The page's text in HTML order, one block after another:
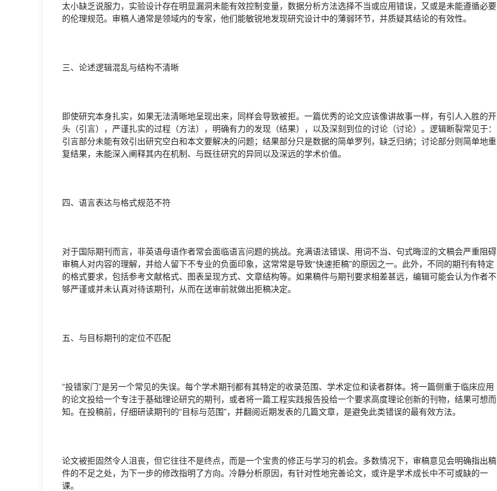
太小缺乏说服力，实验设计存在明显漏洞未能有效控制变量，数据分析方法选择不当或应用错误，又或是未能遵循必要
的伦理规范。审稿人通常是领域内的专家，他们能敏锐地发现研究设计中的薄弱环节，并质疑其结论的有效性。
三、论述逻辑混乱与结构不清晰
即使研究本身扎实，如果无法清晰地呈现出来，同样会导致被拒。一篇优秀的论文应该像讲故事一样，有引人入胜的开
头（引言），严谨扎实的过程（方法），明确有力的发现（结果），以及深刻到位的讨论（讨论）。逻辑断裂常见于：
引言部分未能有效引出研究空白和本文要解决的问题；结果部分只是数据的简单罗列，缺乏归纳；讨论部分则简单地重
复结果，未能深入阐释其内在机制、与既往研究的异同以及深远的学术价值。
四、语言表达与格式规范不符
对于国际期刊而言，非英语母语作者常会面临语言问题的挑战。充满语法错误、用词不当、句式晦涩的文稿会严重阻碍
审稿人对内容的理解，并给人留下不专业的负面印象，这常常是导致“快速拒稿”的原因之一。此外，不同的期刊有特定
的格式要求，包括参考文献格式、图表呈现方式、文章结构等。如果稿件与期刊要求相差甚远，编辑可能会认为作者不
够严谨或并未认真对待该期刊，从而在送审前就做出拒稿决定。
五、与目标期刊的定位不匹配
“投错家门”是另一个常见的失误。每个学术期刊都有其特定的收录范围、学术定位和读者群体。将一篇侧重于临床应用
的论文投给一个专注于基础理论研究的期刊，或者将一篇工程实践报告投给一个要求高度理论创新的刊物，结果可想而
知。在投稿前，仔细研读期刊的“目标与范围”，并翻阅近期发表的几篇文章，是避免此类错误的最有效方法。
论文被拒固然令人沮丧，但它往往不是终点，而是一个宝贵的修正与学习的机会。多数情况下，审稿意见会明确指出稿
件的不足之处，为下一步的修改指明了方向。冷静分析原因，有针对性地完善论文，或许是学术成长中不可或缺的一
课。